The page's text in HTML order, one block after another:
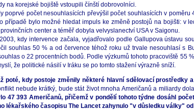
na korejské bojiště vstoupili čínští dobrovolníci.
počet nesouhlasících převýšil počet souhlasících v
případě bylo možné hledat impuls ke změně postojů na bojišti: v
center a téměř dobyla velvyslanectví USA v Saigonu.
kdy intervence začala, vyjadřovalo podle Gallupova ústavu
souhlas 50 % a od července téhož roku už trvale nesouhlasí s
o 22 procentních bodů. Podle výzkumů tohoto pracoviště 55
že politické násilí v Iráku se po tomto stažení výrazně sníží.
poté, kdy postoje změnily některé hlavní sdělovací prostředky
nebude krátký, bude stát život mnoha Američanů a miliardy
47 393 Američanů, přičemž v pondělí tohoto týdne dosáhl
lékařského časopisu The Lancet zahynulo "v důsledku války"